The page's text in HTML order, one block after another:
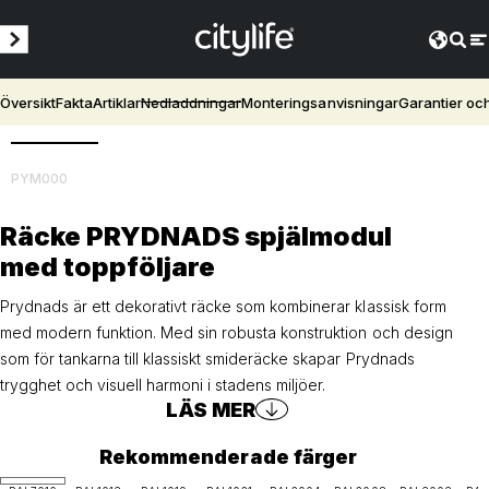
ÖversiktFaktaArtiklarNedladdningarMonteringsanvisningarGarantier
PYM000
Räcke PRYDNADS spjälmodul
med toppföljare
Prydnads är ett dekorativt räcke som kombinerar klassisk form
med modern funktion. Med sin robusta konstruktion och design
som för tankarna till klassiskt smideräcke skapar Prydnads
trygghet och visuell harmoni i stadens miljöer.
LÄS MER
Rekommenderade färger